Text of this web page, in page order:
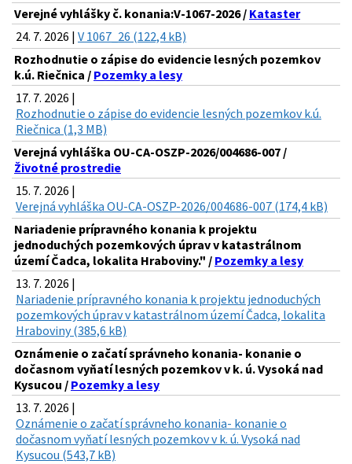
Verejné vyhlášky č. konania:V-1067-2026 / Kataster
24. 7. 2026 | V 1067_26 (122,4 kB)
Rozhodnutie o zápise do evidencie lesných pozemkov
k.ú. Riečnica / Pozemky a lesy
17. 7. 2026 |
Rozhodnutie o zápise do evidencie lesných pozemkov k.ú.
Riečnica (1,3 MB)
Verejná vyhláška OU-CA-OSZP-2026/004686-007 /
Životné prostredie
15. 7. 2026 |
Verejná vyhláška OU-CA-OSZP-2026/004686-007 (174,4 kB)
Nariadenie prípravného konania k projektu
jednoduchých pozemkových úprav v katastrálnom
území Čadca, lokalita Hraboviny." / Pozemky a lesy
13. 7. 2026 |
Nariadenie prípravného konania k projektu jednoduchých
pozemkových úprav v katastrálnom území Čadca, lokalita
Hraboviny (385,6 kB)
Oznámenie o začatí správneho konania- konanie o
dočasnom vyňatí lesných pozemkov v k. ú. Vysoká nad
Kysucou / Pozemky a lesy
13. 7. 2026 |
Oznámenie o začatí správneho konania- konanie o
dočasnom vyňatí lesných pozemkov v k. ú. Vysoká nad
Kysucou (543,7 kB)